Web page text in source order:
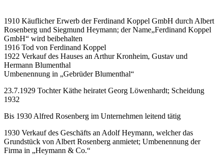
1910 Käuflicher Erwerb der Ferdinand Koppel GmbH durch Albert
Rosenberg und Siegmund Heymann; der Name„Ferdinand Koppel
GmbH“ wird beibehalten
1916 Tod von Ferdinand Koppel
1922 Verkauf des Hauses an Arthur Kronheim, Gustav und
Hermann Blumenthal
Umbenennung in „Gebrüder Blumenthal“
23.7.1929 Tochter Käthe heiratet Georg Löwenhardt; Scheidung
1932
Bis 1930 Alfred Rosenberg im Unternehmen leitend tätig
1930 Verkauf des Geschäfts an Adolf Heymann, welcher das
Grundstück von Albert Rosenberg anmietet; Umbenennung der
Firma in „Heymann & Co.“